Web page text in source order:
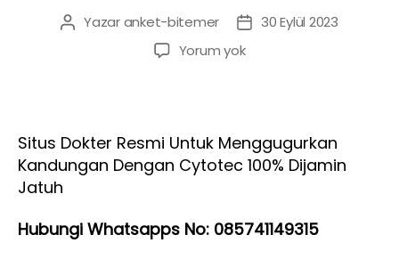
Yazının
Yazaranket-bitemer
Yazı30 Eylül 2023
Yorum yokObat
Paling
Ampuh
Situs Dokter Resmi Untuk Menggugurkan
Kandungan Dengan Cytotec 100% Dijamin
Jatuh
Hubungi Whatsapps No: 085741149315